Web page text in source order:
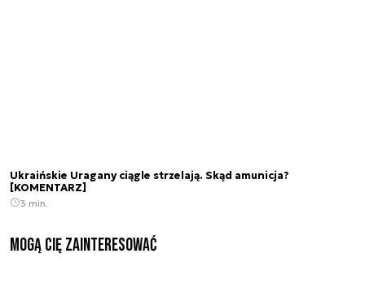
Ukraińskie Uragany ciągle strzelają. Skąd amunicja?
[KOMENTARZ]
3 min.
Mogą Cię zainteresować